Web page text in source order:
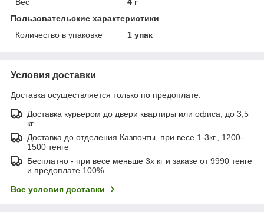
Пользовательские характеристики
Количество в упаковке
1 упак
Условия доставки
Доставка осуществляется только по предоплате.
Доставка курьером до двери квартиры или офиса, до 3,5
кг
Доставка до отделения Казпочты, при весе 1-3кг., 1200-
1500 тенге
Бесплатно - при весе меньше 3х кг и заказе от 9990 тенге
и предоплате 100%
Все условия доставки